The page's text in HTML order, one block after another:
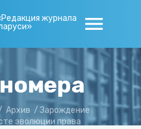
журнала
Архив / Зарождение
эволюции права